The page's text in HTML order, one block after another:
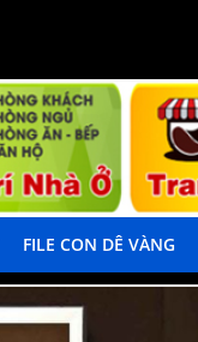
FILE CON DÊ VÀNG